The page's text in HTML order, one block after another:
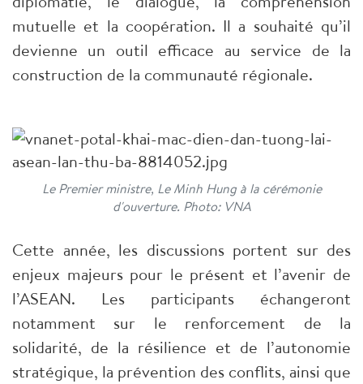
mutuelle et la coopération. Il a souhaité qu’il
devienne un outil efficace au service de la
construction de la communauté régionale.
Le Premier ministre, Le Minh Hung à la cérémonie
d'ouverture. Photo: VNA
Cette année, les discussions portent sur des
enjeux majeurs pour le présent et l’avenir de
l’ASEAN. Les participants échangeront
notamment sur le renforcement de la
solidarité, de la résilience et de l’autonomie
stratégique, la prévention des conflits, ainsi que